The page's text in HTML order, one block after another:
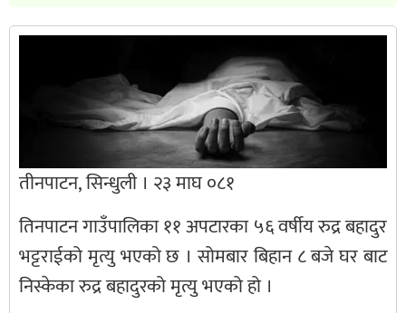
तीनपाटन, सिन्धुली । २३ माघ ०८१
तिनपाटन गाउँपालिका ११ अपटारका ५६ वर्षीय रुद्र बहादुर
भट्टराईको मृत्यु भएको छ । सोमबार बिहान ८ बजे घर बाट
निस्केका रुद्र बहादुरको मृत्यु भएको हो ।